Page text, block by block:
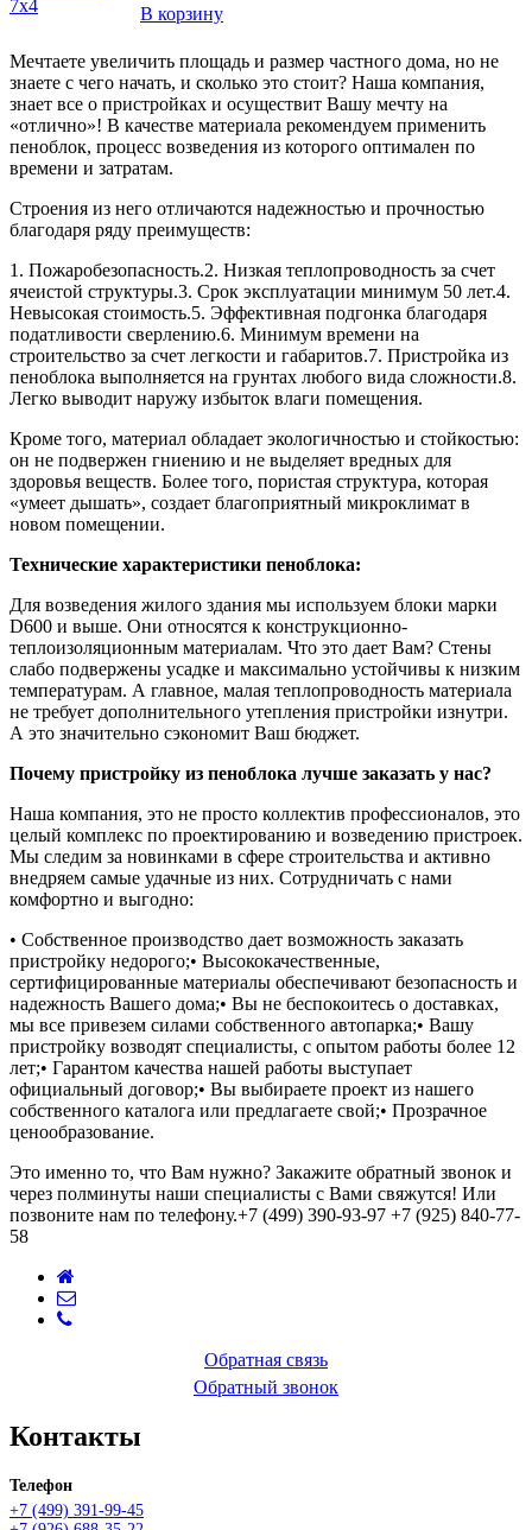
В корзину
Мечтаете увеличить площадь и размер частного дома, но не
знаете с чего начать, и сколько это стоит? Наша компания,
знает все о пристройках и осуществит Вашу мечту на
«отлично»! В качестве материала рекомендуем применить
пеноблок, процесс возведения из которого оптимален по
времени и затратам.
Строения из него отличаются надежностью и прочностью
благодаря ряду преимуществ:
1. Пожаробезопасность.2. Низкая теплопроводность за счет
ячеистой структуры.3. Срок эксплуатации минимум 50 лет.4.
Невысокая стоимость.5. Эффективная подгонка благодаря
податливости сверлению.6. Минимум времени на
строительство за счет легкости и габаритов.7. Пристройка из
пеноблока выполняется на грунтах любого вида сложности.8.
Легко выводит наружу избыток влаги помещения.
Кроме того, материал обладает экологичностью и стойкостью:
он не подвержен гниению и не выделяет вредных для
здоровья веществ. Более того, пористая структура, которая
«умеет дышать», создает благоприятный микроклимат в
новом помещении.
Технические характеристики пеноблока:
Для возведения жилого здания мы используем блоки марки
D600 и выше. Они относятся к конструкционно-
теплоизоляционным материалам. Что это дает Вам? Стены
слабо подвержены усадке и максимально устойчивы к низким
температурам. А главное, малая теплопроводность материала
не требует дополнительного утепления пристройки изнутри.
А это значительно сэкономит Ваш бюджет.
Почему пристройку из пеноблока лучше заказать у нас?
Наша компания, это не просто коллектив профессионалов, это
целый комплекс по проектированию и возведению пристроек.
Мы следим за новинками в сфере строительства и активно
внедряем самые удачные из них. Сотрудничать с нами
комфортно и выгодно:
• Собственное производство дает возможность заказать
пристройку недорого;• Высококачественные,
сертифицированные материалы обеспечивают безопасность и
надежность Вашего дома;• Вы не беспокоитесь о доставках,
мы все привезем силами собственного автопарка;• Вашу
пристройку возводят специалисты, с опытом работы более 12
лет;• Гарантом качества нашей работы выступает
официальный договор;• Вы выбираете проект из нашего
собственного каталога или предлагаете свой;• Прозрачное
ценообразование.
Это именно то, что Вам нужно? Закажите обратный звонок и
через полминуты наши специалисты с Вами свяжутся! Или
позвоните нам по телефону.+7 (499) 390-93-97 +7 (925) 840-77-
58
Обратная связь
Обратный звонок
Контакты
Телефон
+7 (499) 391-99-45